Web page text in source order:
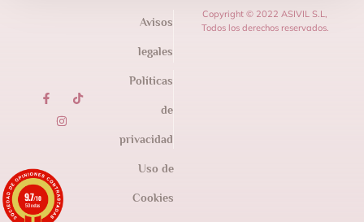
Avisos
legales
Políticas
de
privacidad
Uso de
Cookies
Copyright © 2022 ASIVIL S.L,
Todos los derechos reservados.
9.7/10
50 notas